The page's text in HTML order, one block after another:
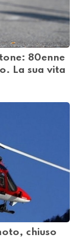
80enne
La sua vita
chiuso